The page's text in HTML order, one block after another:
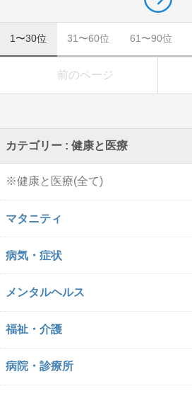
1〜30位 31〜60位 61〜90位
前のページ
カテゴリー : 健康と医療
※健康と医療(全て)
マタニティ
病気・症状
メンタルヘルス
福祉・介護
病院・診療所